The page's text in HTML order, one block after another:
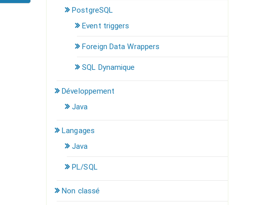
PostgreSQL
Event triggers
Foreign Data Wrappers
SQL Dynamique
Développement
Java
Langages
Java
PL/SQL
Non classé